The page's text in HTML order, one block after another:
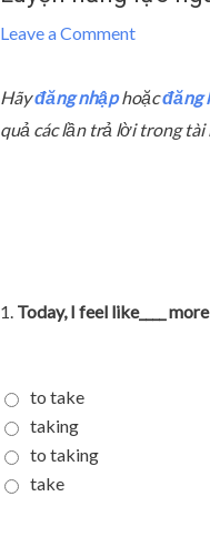
Leave a Comment
Hãyđăng nhậphoặcđăng
quả các lần trả lời trong
1. Today, I feel like____
to take
taking
to taking
take